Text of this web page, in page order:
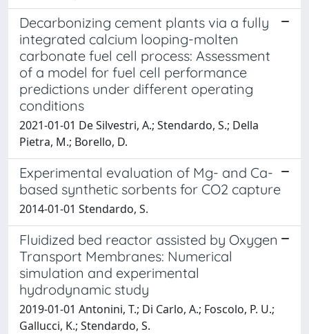
Decarbonizing cement plants via a fully
integrated calcium looping-molten
carbonate fuel cell process: Assessment
of a model for fuel cell performance
predictions under different operating
conditions
2021-01-01 De Silvestri, A.; Stendardo, S.; Della
Pietra, M.; Borello, D.
Experimental evaluation of Mg- and Ca-
based synthetic sorbents for CO2 capture
2014-01-01 Stendardo, S.
Fluidized bed reactor assisted by Oxygen
Transport Membranes: Numerical
simulation and experimental
hydrodynamic study
2019-01-01 Antonini, T.; Di Carlo, A.; Foscolo, P. U.;
Gallucci, K.; Stendardo, S.